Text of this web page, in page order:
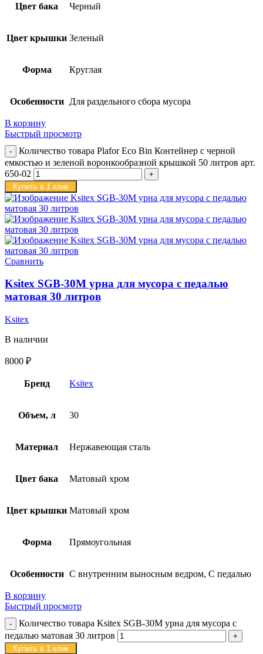
Цвет бака Черный
Цвет крышки Зеленый
Форма Круглая
Особенности Для раздельного сбора мусора
В корзину
Быстрый просмотр
Количество товара Plafor Eco Bin Контейнер с черной
емкостью и зеленой воронкообразной крышкой 50 литров арт.
650-02
Купить в 1 клик
Сравнить
Ksitex SGB-30M урна для мусора с педалью
матовая 30 литров
Ksitex
В наличии
8000 ₽
Бренд Ksitex
Объем, л 30
Материал Нержавеющая сталь
Цвет бака Матовый хром
Цвет крышки Матовый хром
Форма Прямоугольная
Особенности С внутренним выносным ведром, С педалью
В корзину
Быстрый просмотр
Количество товара Ksitex SGB-30M урна для мусора с
педалью матовая 30 литров
Купить в 1 клик